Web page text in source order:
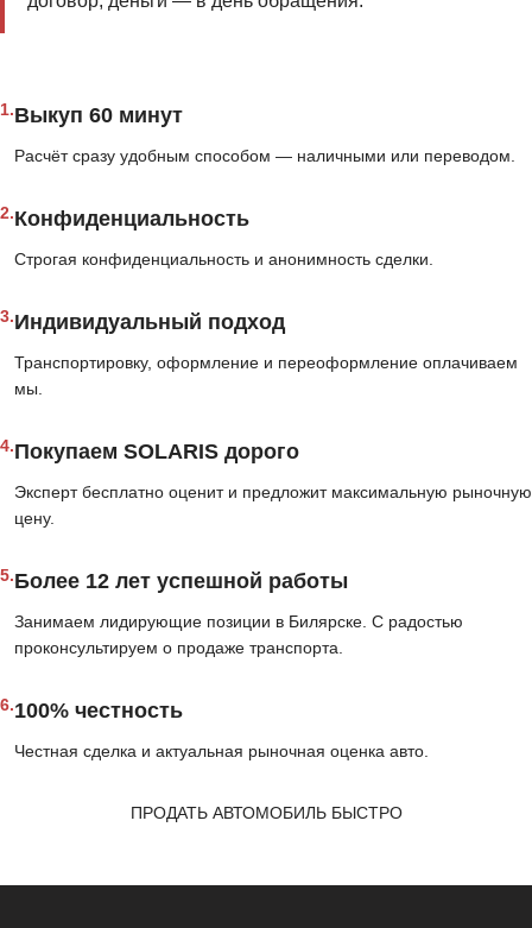
1.Выкуп 60 минут
Расчёт сразу удобным способом — наличными или переводом.
2.Конфиденциальность
Строгая конфиденциальность и анонимность сделки.
3.Индивидуальный подход
Транспортировку, оформление и переоформление оплачиваем
мы.
4.Покупаем SOLARIS дорого
Эксперт бесплатно оценит и предложит максимальную рыночную
цену.
5.Более 12 лет успешной работы
Занимаем лидирующие позиции в Билярске. С радостью
проконсультируем о продаже транспорта.
6.100% честность
Честная сделка и актуальная рыночная оценка авто.
ПРОДАТЬ АВТОМОБИЛЬ БЫСТРО